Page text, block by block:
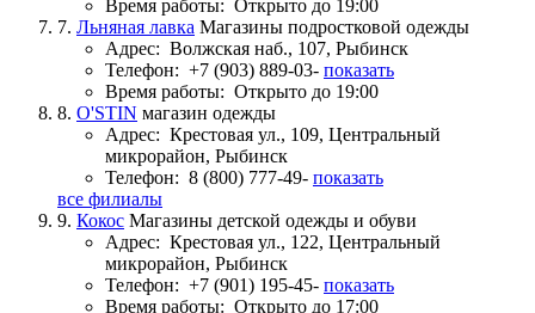
Время работы: Открыто до 19:00
7. Льняная лавка Магазины подростковой одежды
Адрес: Волжская наб., 107, Рыбинск
Телефон: +7 (903) 889-03- показать
Время работы: Открыто до 19:00
8. O'STIN магазин одежды
Адрес: Крестовая ул., 109, Центральный
микрорайон, Рыбинск
Телефон: 8 (800) 777-49- показать
все филиалы
9. Кокос Магазины детской одежды и обуви
Адрес: Крестовая ул., 122, Центральный
микрорайон, Рыбинск
Телефон: +7 (901) 195-45- показать
Время работы: Открыто до 17:00